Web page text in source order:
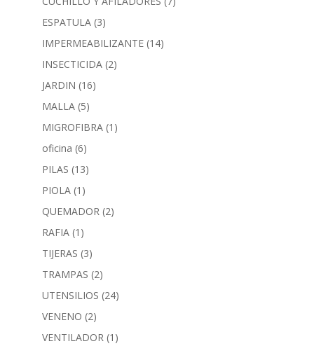
ESPATULA (3)
IMPERMEABILIZANTE (14)
INSECTICIDA (2)
JARDIN (16)
MALLA (5)
MIGROFIBRA (1)
oficina (6)
PILAS (13)
PIOLA (1)
QUEMADOR (2)
RAFIA (1)
TIJERAS (3)
TRAMPAS (2)
UTENSILIOS (24)
VENENO (2)
VENTILADOR (1)